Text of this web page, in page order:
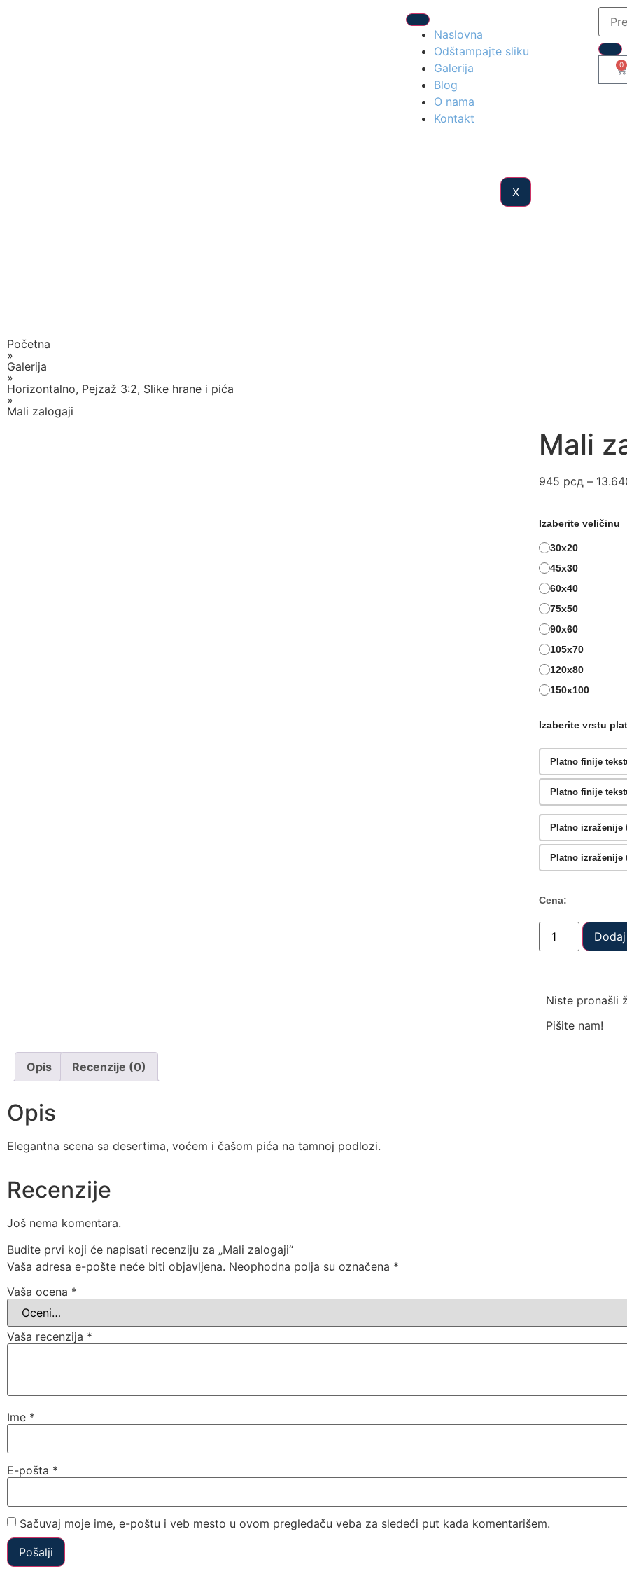
Naslovna
Odštampajte sliku
Galerija
Blog
O nama
Kontakt
X
0
Početna
»
Galerija
»
Horizontalno, Pejzaž 3:2, Slike hrane i pića
»
Mali zalogaji
Mali
945 рсд –
Izaberite veličinu
30x20
45x30
60x40
75x50
90x60
105x70
120x80
150x100
Izaberite vrstu
Platno finije
Platno finije
Platno
Platno
Cena:
Niste pronašli
Pišite nam!
Opis Recenzije (0)
Opis
Elegantna scena sa desertima, voćem i čašom pića na tamnoj podlozi.
Recenzije
Još nema komentara.
Budite prvi koji će napisati recenziju za „Mali zalogaji“
Vaša adresa e-pošte neće biti objavljena. Neophodna polja su označena *
Vaša ocena *
Vaša recenzija *
Ime *
E-pošta *
Sačuvaj moje ime, e-poštu i veb mesto u ovom pregledaču veba za sledeći put kada komentarišem.